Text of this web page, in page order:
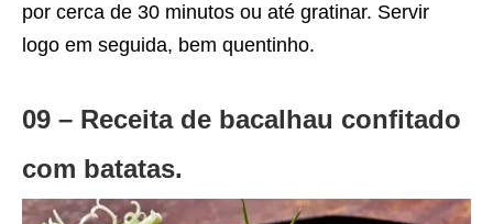
por cerca de 30 minutos ou até gratinar. Servir
logo em seguida, bem quentinho.
09 – Receita de bacalhau confitado
com batatas.